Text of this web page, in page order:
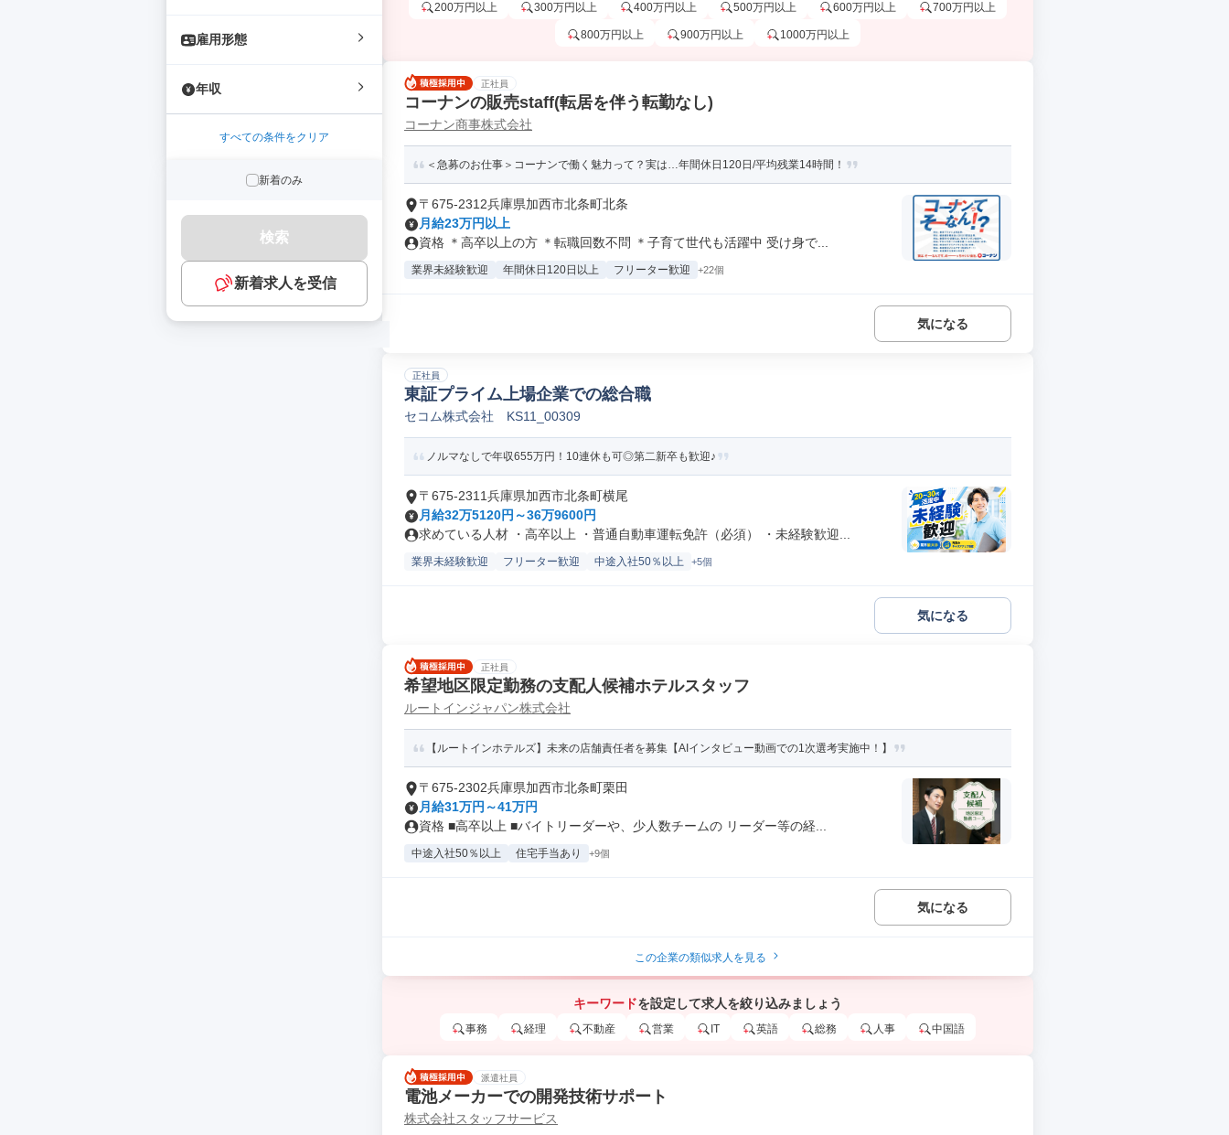
雇用形態
年収
すべての条件をクリア
新着のみ
検索
新着求人を受信
200万円以上 300万円以上 400万円以上 500万円以上 600万円以上 700万円以上
800万円以上 900万円以上 1000万円以上
正社員
コーナンの販売staff(転居を伴う転勤なし)
コーナン商事株式会社
＜急募のお仕事＞コーナンで働く魅力って？実は…年間休日120日/平均残業14時間！
〒675-2312兵庫県加西市北条町北条
月給23万円以上
資格 ＊高卒以上の方 ＊転職回数不問 ＊子育て世代も活躍中 受け身で...
業界未経験歓迎 年間休日120日以上 フリーター歓迎 +22個
気になる
正社員
東証プライム上場企業での総合職
セコム株式会社 KS11_00309
ノルマなしで年収655万円！10連休も可◎第二新卒も歓迎♪
〒675-2311兵庫県加西市北条町横尾
月給32万5120円～36万9600円
求めている人材 ・高卒以上 ・普通自動車運転免許（必須） ・未経験歓迎...
業界未経験歓迎 フリーター歓迎 中途入社50％以上 +5個
気になる
正社員
希望地区限定勤務の支配人候補ホテルスタッフ
ルートインジャパン株式会社
【ルートインホテルズ】未来の店舗責任者を募集【AIインタビュー動画での1次選考実施中！】
〒675-2302兵庫県加西市北条町栗田
月給31万円～41万円
資格 ■高卒以上 ■バイトリーダーや、少人数チームの リーダー等の経...
中途入社50％以上 住宅手当あり +9個
気になる
この企業の類似求人を見る
キーワードを設定して求人を絞り込みましょう
事務 経理 不動産 営業 IT 英語 総務 人事 中国語
派遣社員
電池メーカーでの開発技術サポート
株式会社スタッフサービス